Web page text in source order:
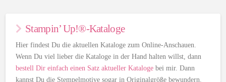
Stampin’ Up!®-Kataloge
Hier findest Du die aktuellen Kataloge zum Online-Anschauen.
Wenn Du viel lieber die Kataloge in der Hand halten willst, dann
bestell Dir einfach einen Satz aktueller Kataloge bei mir. Dann
kannst Du die Stempelmotive sogar in Originalgröße bewundern.